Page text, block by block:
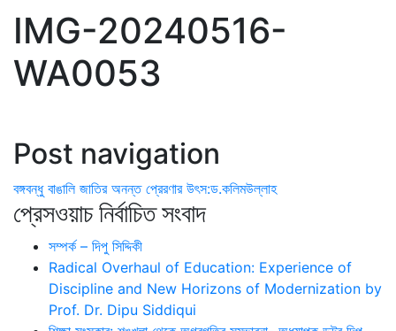
IMG-20240516-
WA0053
Post navigation
বঙ্গবন্ধু বাঙালি জাতির অনন্ত প্রেরণার উৎস:ড.কলিমউল্লাহ
প্রেসওয়াচ নির্বাচিত সংবাদ
সম্পর্ক – দিপু সিদ্দিকী
Radical Overhaul of Education: Experience of
Discipline and New Horizons of Modernization by
Prof. Dr. Dipu Siddiqui